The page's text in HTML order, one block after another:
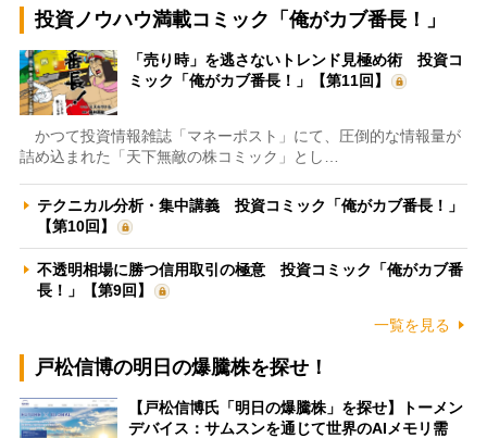
投資ノウハウ満載コミック「俺がカブ番長！」
「売り時」を逃さないトレンド見極め術 投資コ
ミック「俺がカブ番長！」【第11回】
かつて投資情報雑誌「マネーポスト」にて、圧倒的な情報量が
詰め込まれた「天下無敵の株コミック」とし…
テクニカル分析・集中講義 投資コミック「俺がカブ番長！」
【第10回】
不透明相場に勝つ信用取引の極意 投資コミック「俺がカブ番
長！」【第9回】
一覧を見る
戸松信博の明日の爆騰株を探せ！
【戸松信博氏「明日の爆騰株」を探せ】トーメン
デバイス：サムスンを通じて世界のAIメモリ需